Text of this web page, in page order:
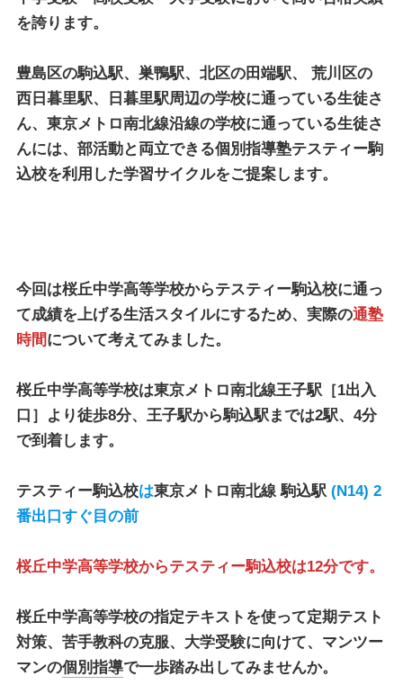
を誇ります。
豊島区の駒込駅、巣鴨駅、北区の田端駅、 荒川区の
西日暮里駅、日暮里駅周辺の学校に通っている生徒さ
ん、東京メトロ南北線沿線の学校に通っている生徒さ
んには、部活動と両立できる個別指導塾テスティー駒
込校を利用した学習サイクルをご提案します。
今回は桜丘中学高等学校からテスティー駒込校に通っ
て成績を上げる生活スタイルにするため、実際の通塾
時間について考えてみました。
桜丘中学高等学校は東京メトロ南北線王子駅［1出入
口］より徒歩8分、王子駅から駒込駅までは2駅、4分
で到着します。
テスティー駒込校は東京メトロ南北線 駒込駅 (N14) 2
番出口すぐ目の前
桜丘中学高等学校からテスティー駒込校は12分です。
桜丘中学高等学校の指定テキストを使って定期テスト
対策、苦手教科の克服、大学受験に向けて、マンツー
マンの個別指導で一歩踏み出してみませんか。